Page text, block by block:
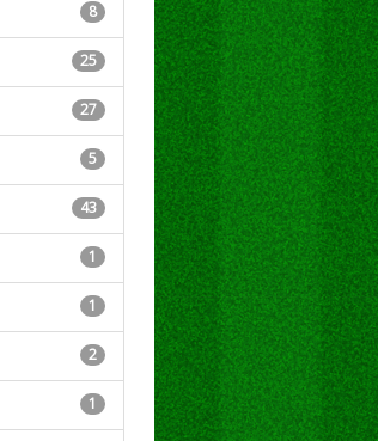
8
25
27
5
43
1
1
2
1